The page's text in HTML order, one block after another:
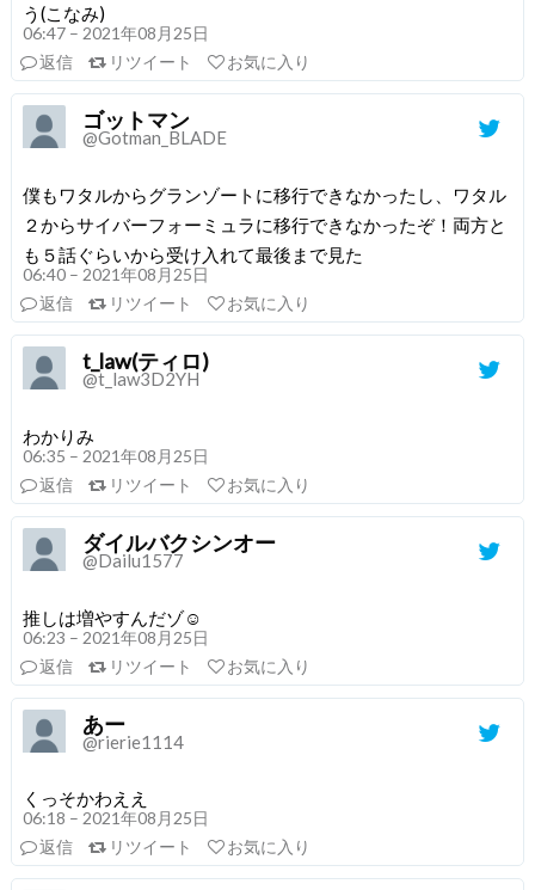
う(こなみ)
06:47 – 2021年08月25日
返信
リツイート お気に入り
ゴットマン
@Gotman_BLADE
僕もワタルからグランゾートに移行できなかったし、ワタル
２からサイバーフォーミュラに移行できなかったぞ！両方と
も５話ぐらいから受け入れて最後まで見た
06:40 – 2021年08月25日
返信
リツイート お気に入り
t_law(ティロ)
@t_law3D2YH
わかりみ
06:35 – 2021年08月25日
返信
リツイート お気に入り
ダイルバクシンオー
@Dailu1577
推しは増やすんだゾ☺️
06:23 – 2021年08月25日
返信
リツイート お気に入り
あー
@rierie1114
くっそかわええ
06:18 – 2021年08月25日
返信
リツイート お気に入り